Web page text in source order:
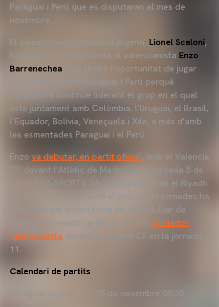
Paraguai i Perú que es disputaran al mes de
novembre.
El seleccionador nacional argentí, Lionel Scaloni,
ha inclòs en la seua llista al valencianista Enzo
Barrenechea , que tindrà l'oportunitat de jugar
els partits davant Paraguai i Perú perquè
l'Argentina continue liderant el grup en el qual
està juntament amb Colòmbia, l'Uruguai, el Brasil,
l'Equador, Bolívia, Veneçuela i Xile, a més d'amb
les esmentades Paraguai i el Perú.
Enzo va debutar, en partit oficial, amb el Valencia
CF davant l'Atlètic de Madrid en la jornada 5 de
LALIGA EA SPORTS 24-25, disputada en el Riyadh
Air Metropolitano i amb el pas de les jornades ha
anat agafant importància en la medul·lar de
l'equip, estrenant-se fins i tot com golejador
valencianista davant el Getafe CF en la jornada
11.
Calendari de partits
Paraguai-Argentina / 15 de novembre 00:30